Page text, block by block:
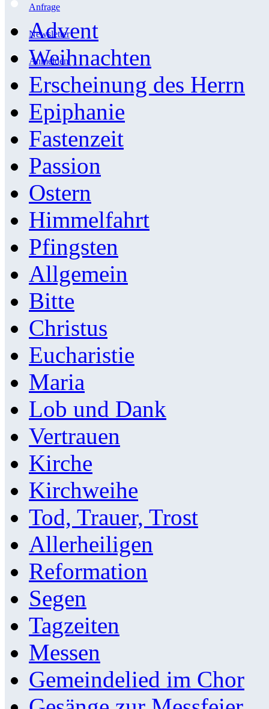
Anfrage
Newsletter
Anmelden
Advent
Weihnachten
Erscheinung des Herrn
Epiphanie
Fastenzeit
Passion
Ostern
Himmelfahrt
Pfingsten
Allgemein
Bitte
Christus
Eucharistie
Maria
Lob und Dank
Vertrauen
Kirche
Kirchweihe
Tod, Trauer, Trost
Allerheiligen
Reformation
Segen
Tagzeiten
Messen
Gemeindelied im Chor